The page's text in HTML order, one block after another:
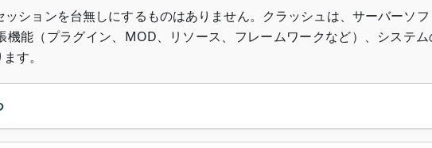
ションを台無しにするものはありません。クラッシュは、サーバーソ
機能（プラグイン、MOD、リソース、フレームワークなど）、システ
す。